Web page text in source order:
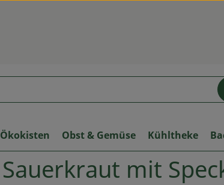
Ökokisten Obst & Gemüse Kühltheke
Sauerkraut mit